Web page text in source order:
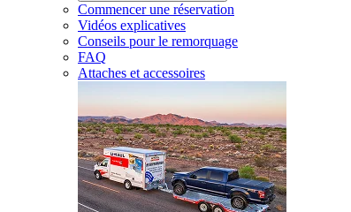
Commencer une réservation
Vidéos explicatives
Conseils pour le remorquage
FAQ
Attaches et accessoires